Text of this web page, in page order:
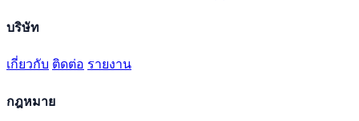
บริษัท
เกี่ยวกับ ติดต่อ รายงาน
กฎหมาย